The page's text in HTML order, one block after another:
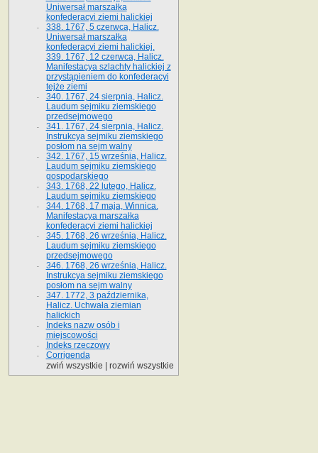
Uniwersał marszałka
konfederacyi ziemi halickiej
338. 1767, 5 czerwca, Halicz.
Uniwersał marszałka
konfederacyi ziemi halickiej.
339. 1767, 12 czerwca, Halicz.
Manifestacya szlachty halickiej z
przystąpieniem do konfederacyi
tejże ziemi
340. 1767, 24 sierpnia, Halicz.
Laudum sejmiku ziemskiego
przedsejmowego
341. 1767, 24 sierpnia, Halicz.
Instrukcya sejmiku ziemskiego
posłom na sejm walny
342. 1767, 15 września, Halicz.
Laudum sejmiku ziemskiego
gospodarskiego
343. 1768, 22 lutego, Halicz.
Laudum sejmiku ziemskiego
344. 1768, 17 maja, Winnica.
Manifestacya marszałka
konfederacyi ziemi halickiej
345. 1768, 26 września, Halicz.
Laudum sejmiku ziemskiego
przedsejmowego
346. 1768, 26 września, Halicz.
Instrukcya sejmiku ziemskiego
posłom na sejm walny
347. 1772, 3 października,
Halicz. Uchwała ziemian
halickich
Indeks nazw osób i
miejscowości
Indeks rzeczowy
Corrigenda
zwiń wszystkie
rozwiń wszystkie